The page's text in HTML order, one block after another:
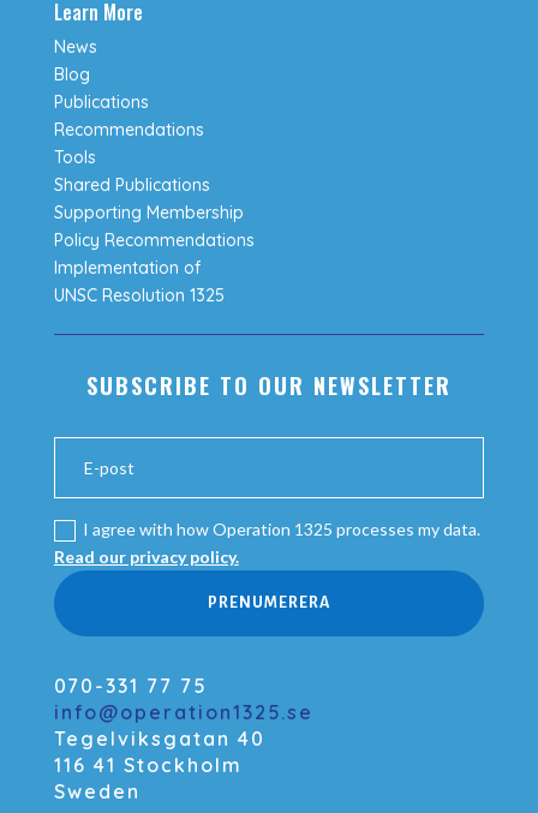
Learn More
News
Blog
Publications
Recommendations
Tools
Shared Publications
Supporting Membership
Policy Recommendations
Implementation of
UNSC Resolution 1325
SUBSCRIBE TO OUR NEWSLETTER
I agree with how Operation 1325 processes my data.
Read our privacy policy.
PRENUMERERA
070-331 77 75
info@operation1325.se
Tegelviksgatan 40
116 41 Stockholm
Sweden